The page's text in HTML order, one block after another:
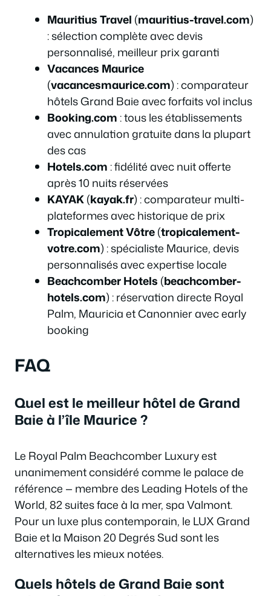
Mauritius Travel (mauritius-travel.com)
: sélection complète avec devis
personnalisé, meilleur prix garanti
Vacances Maurice
(vacancesmaurice.com) : comparateur
hôtels Grand Baie avec forfaits vol inclus
Booking.com : tous les établissements
avec annulation gratuite dans la plupart
des cas
Hotels.com : fidélité avec nuit offerte
après 10 nuits réservées
KAYAK(kayak.fr) : comparateur multi-
plateformes avec historique de prix
Tropicalement Vôtre(tropicalement-
votre.com) : spécialiste Maurice, devis
personnalisés avec expertise locale
Beachcomber Hotels (beachcomber-
hotels.com) : réservation directe Royal
Palm, Mauricia et Canonnier avec early
booking
FAQ
Quel est le meilleur hôtel de Grand
Baie à l’île Maurice ?
Le Royal Palm Beachcomber Luxury est
unanimement considéré comme le palace de
référence — membre des Leading Hotels of the
World, 82 suites face à la mer, spa Valmont.
Pour un luxe plus contemporain, le LUX Grand
Baie et la Maison 20 Degrés Sud sont les
alternatives les mieux notées.
Quels hôtels de Grand Baie sont